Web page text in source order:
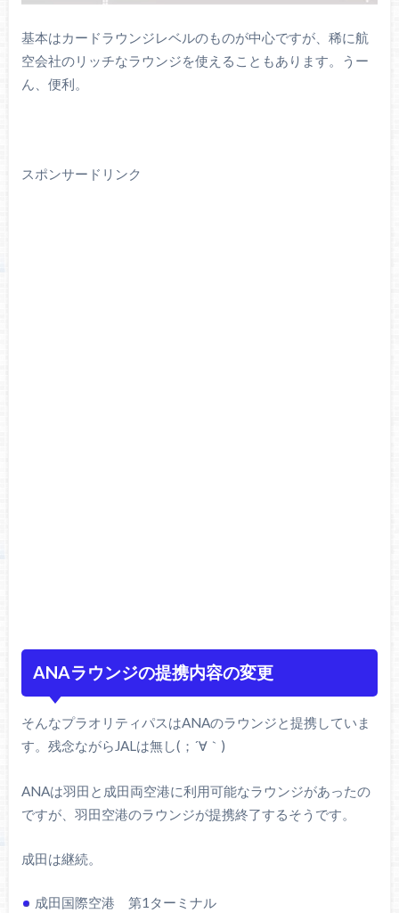
基本はカードラウンジレベルのものが中心ですが、稀に航
空会社のリッチなラウンジを使えることもあります。うー
ん、便利。
スポンサードリンク
ANAラウンジの提携内容の変更
そんなプラオリティパスはANAのラウンジと提携していま
す。残念ながらJALは無し(；´∀｀)
ANAは羽田と成田両空港に利用可能なラウンジがあったの
ですが、羽田空港のラウンジが提携終了するそうです。
成田は継続。
成田国際空港 第1ターミナル